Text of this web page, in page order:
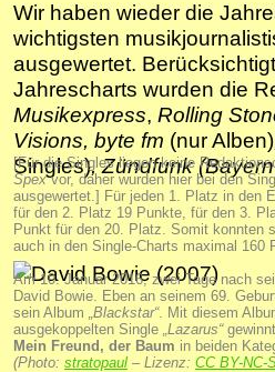
Wir haben wieder die
wichtigsten
ausgewertet.
Jahrescharts wurden die
Musikexpress, Rolling
Visions, byte fm (nur Alben)
Singles), Zündfunk
[Für die Singles liegen keine
Spexvor, daher wurden hier bei den
ausgewertet.] Für jeden 1. Platz in den
für den 2. Platz 19 Punkte, für den 3.
Punkt für den 20. Platz. Somit konnten
auch in den Single-Charts maximal 160
Am 10. Januar 2016, zwei Tage nach
David Bowie. Eben an seinem 69.
sein Album „Blackstar“. Mit diesem
ausgekoppelten Single „Lazarus“
Mein Freund, der Baum in beiden
(Photo: stratopaul – Lizenz: CC BY-NC-